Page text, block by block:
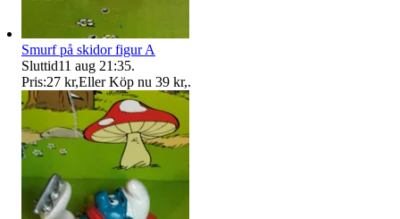
Smurf på skidor figur A
Sluttid11 aug 21:35.
Pris:27 kr,Eller Köp nu 39 kr,.